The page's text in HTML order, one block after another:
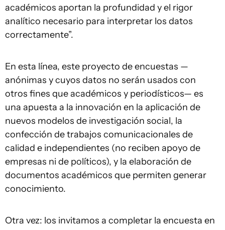
académicos aportan la profundidad y el rigor
analítico necesario para interpretar los datos
correctamente”.
En esta línea, este proyecto de encuestas —
anónimas y cuyos datos no serán usados con
otros fines que académicos y periodísticos— es
una apuesta a la innovación en la aplicación de
nuevos modelos de investigación social, la
confección de trabajos comunicacionales de
calidad e independientes (no reciben apoyo de
empresas ni de políticos), y la elaboración de
documentos académicos que permiten generar
conocimiento.
Otra vez: los invitamos a completar la encuesta en